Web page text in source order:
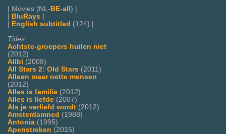
| Movies (NL- BE-all ) |
BluRays
English subtitled (124) |
Titles:
Achtste-groepers huilen niet
(2012)
Alibi (2008)
All Stars 2: Old Stars (2011)
Alleen maar nette mensen
(2012)
Alles is familie (2012)
Alles is liefde (2007)
Als je verliefd wordt (2012)
Amsterdamned (1988)
Antonia (1995)
Apenstreken (2015)